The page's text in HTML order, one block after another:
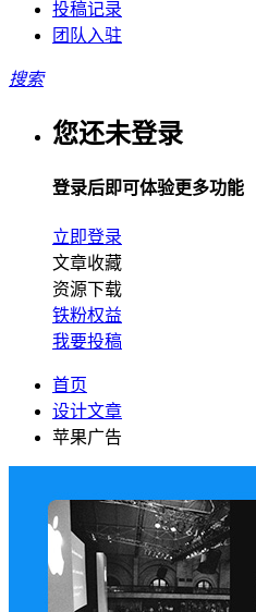
投稿记录
团队入驻
搜索
您还未登录
登录后即可体验更多功能
立即登录
文章收藏
资源下载
铁粉权益
我要投稿
首页
设计文章
苹果广告